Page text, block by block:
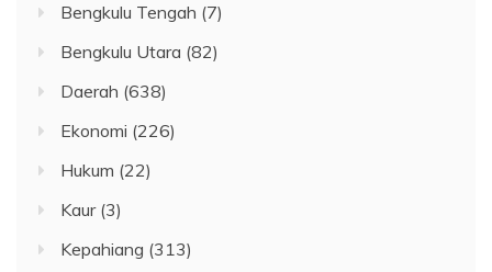
Bengkulu Tengah (7)
Bengkulu Utara (82)
Daerah (638)
Ekonomi (226)
Hukum (22)
Kaur(3)
Kepahiang (313)